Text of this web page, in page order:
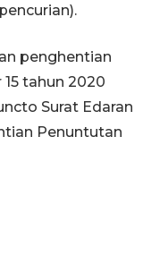
penghentian
tahun 2020
Surat Edaran
Penuntutan